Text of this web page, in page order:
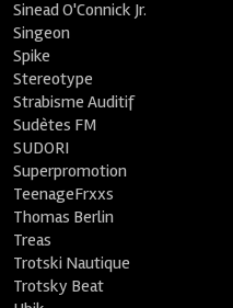
Sinead O'Connick Jr.
Singeon
Spike
Stereotype
Strabisme Auditif
Sudètes FM
SUDORI
Superpromotion
TeenageFrxxs
Thomas Berlin
Treas
Trotski Nautique
Trotsky Beat